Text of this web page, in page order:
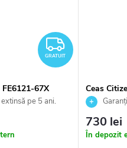
GRATUIT
GRATUIT
67X
pe 5 ani.
zile pentru
Vânzător
Ceas
Până la 100
returnarea
autorizat
730 lei
În depozit